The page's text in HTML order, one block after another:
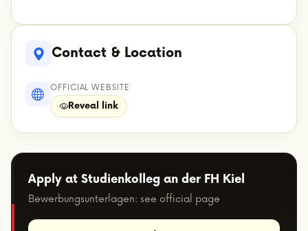
Contact & Location
OFFICIAL WEBSITE
Reveal link
Apply at Studienkolleg an der FH Kiel
Bewerbungsunterlagen: see official page